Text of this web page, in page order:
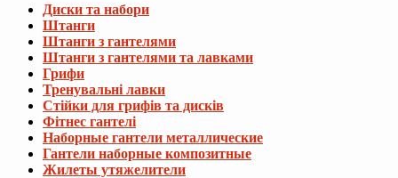
Диски та набори
Штанги
Штанги з гантелями
Штанги з гантелями та лавками
Грифи
Тренувальні лавки
Стійки для грифів та дисків
Фітнес гантелі
Наборные гантели металлические
Гантели наборные композитные
Жилеты утяжелители